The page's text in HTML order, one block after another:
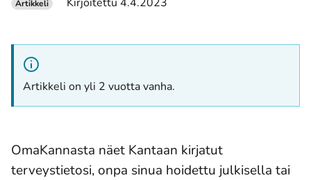
Artikkeli
Artikkeli on yli 2 vuotta vanha.
OmaKannasta näet Kantaan kirjatut
terveystietosi, onpa sinua hoidettu julkisella tai